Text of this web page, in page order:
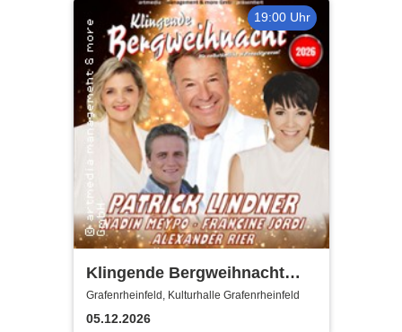
19:00 Uhr
Klingende Bergweihnacht
2026 - Die volkstümliche
Weihnachtsrevue
Grafenrheinfeld, Kulturhalle Grafenrheinfeld
05.12.2026